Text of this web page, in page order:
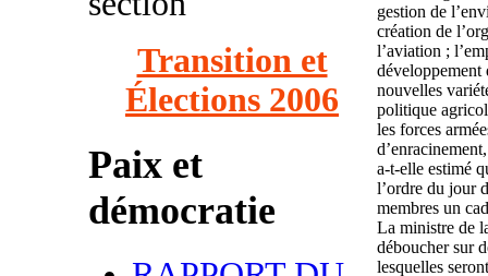
Transition et
Élections 2006
Paix et
démocratie
gestion de
création de
l’aviation ;
développement
nouvelles
politique
les forces
a-t-elle estimé
l’ordre du jour
membres un
La ministre de
déboucher sur
lesquelles